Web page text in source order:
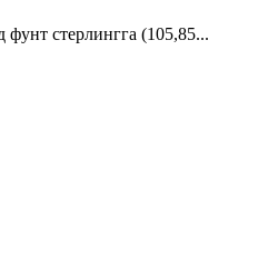
стерлингга (105,85...